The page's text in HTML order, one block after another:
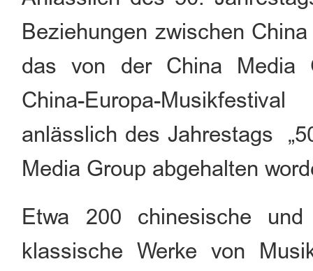
Beziehungen zwischen
das von der China Media
China-Europa-
anlässlich des Jahrestags
Media Group abgehalten
Etwa 200 chinesische
klassische Werke von